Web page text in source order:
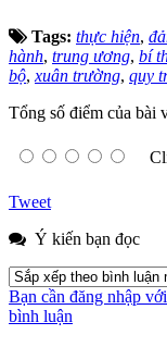
Tags: thực hiện,
hành, trung ương, bí
bộ,xuân trường, quy
Tổng số điểm của bài
Tweet
Ý kiến bạn đọc
Bạn cần đăng nhập
bình luận